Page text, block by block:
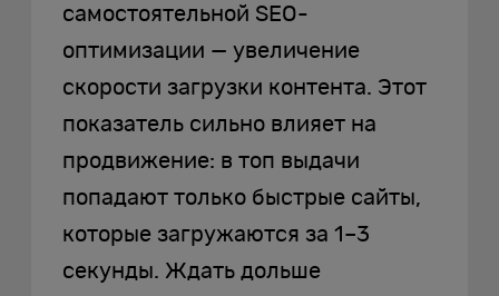
самостоятельной SEO-
оптимизации — увеличение
скорости загрузки контента. Этот
показатель сильно влияет на
продвижение: в топ выдачи
попадают только быстрые сайты,
которые загружаются за 1–3
секунды. Ждать дольше